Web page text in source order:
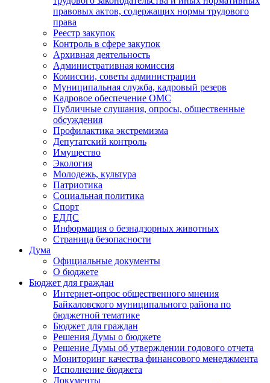
правовых актов, содержащих нормы трудового
права
Реестр закупок
Контроль в сфере закупок
Архивная деятельность
Административная комиссия
Комиссии, советы администрации
Муниципальная служба, кадровый резерв
Кадровое обеспечение ОМС
Публичные слушания, опросы, общественные
обсуждения
Профилактика экстремизма
Депутатский контроль
Имущество
Экология
Молодежь, культура
Патриотика
Социальная политика
Спорт
ЕДДС
Информация о безнадзорных животных
Страница безопасности
Дума
Официальные документы
О бюджете
Бюджет для граждан
Интернет-опрос общественного мнения
Байкаловского муниципального района по
бюджетной тематике
Бюджет для граждан
Решения Думы о бюджете
Решение Думы об утверждении годового отчета
Мониторинг качества финансового менеджмента
Исполнение бюджета
Документы